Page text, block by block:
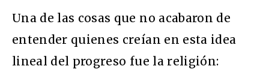
Una de las cosas que no acabaron de
entender quienes creían en esta idea
lineal del progreso fue la religión: